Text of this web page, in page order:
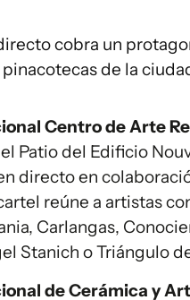
cobra un
de la
Centro de Arte
Patio del Edificio
directo en
reúne a artistas
Carlangas,
Stanich o Triángulo
de Cerámica y